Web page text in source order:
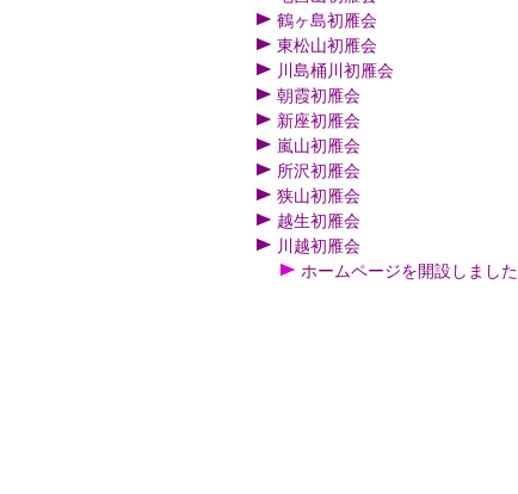
鶴ヶ島初雁会
東松山初雁会
川島桶川初雁会
朝霞初雁会
新座初雁会
嵐山初雁会
所沢初雁会
狭山初雁会
越生初雁会
川越初雁会
ホームページを開設しました